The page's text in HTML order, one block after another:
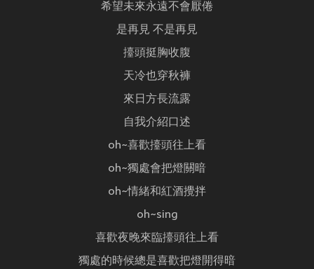
希望未來永遠不會厭倦
是再見 不是再見
擡頭挺胸收腹
天冷也穿秋褲
來日方長流露
自我介紹口述
oh~喜歡擡頭往上看
oh~獨處會把燈關暗
oh~情緒和紅酒攪拌
oh~sing
喜歡夜晚來臨擡頭往上看
獨處的時候總是喜歡把燈開得暗